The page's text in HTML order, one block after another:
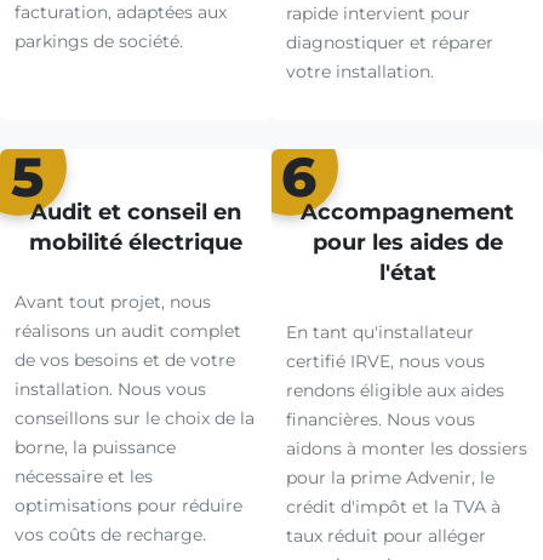
facturation, adaptées aux
parkings de société.
rapide intervient pour
diagnostiquer et réparer
votre installation.
5
Audit et conseil en
mobilité électrique
Avant tout projet, nous
réalisons un audit complet
de vos besoins et de votre
installation. Nous vous
conseillons sur le choix de la
borne, la puissance
nécessaire et les
optimisations pour réduire
vos coûts de recharge.
6
Accompagnement
pour les aides de
l'état
En tant qu'installateur
certifié IRVE, nous vous
rendons éligible aux aides
financières. Nous vous
aidons à monter les dossiers
pour la prime Advenir, le
crédit d'impôt et la TVA à
taux réduit pour alléger